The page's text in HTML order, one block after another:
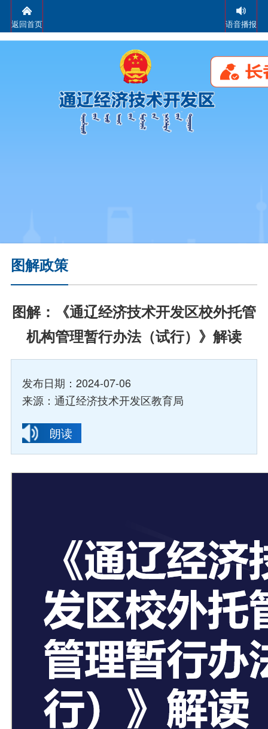
返回首页 语音播报
图解政策
图解：《通辽经济技术开发区校外托管
机构管理暂行办法（试行）》解读
发布日期：2024-07-06
来源：通辽经济技术开发区教育局
朗读